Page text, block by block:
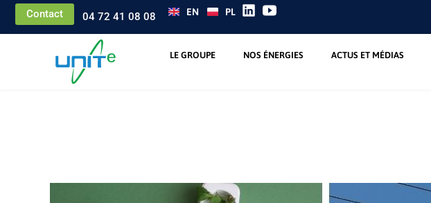
Contact 04 72 41 08 08 EN PL
LE GROUPE NOS ÉNERGIES ACTUS ET MÉDIAS